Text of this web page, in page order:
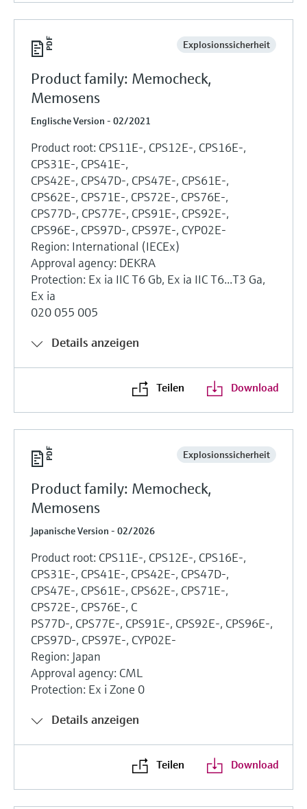
Explosionssicherheit
Product family: Memocheck,
Memosens
Englische Version - 02/2021
Product root: CPS11E-, CPS12E-, CPS16E-,
CPS31E-, CPS41E-,
CPS42E-, CPS47D-, CPS47E-, CPS61E-,
CPS62E-, CPS71E-, CPS72E-, CPS76E-,
CPS77D-, CPS77E-, CPS91E-, CPS92E-,
CPS96E-, CPS97D-, CPS97E-, CYP02E-
Region: International (IECEx)
Approval agency: DEKRA
Protection: Ex ia IIC T6 Gb, Ex ia IIC T6...T3 Ga,
Ex ia
020 055 005
Details anzeigen
Teilen Download
Explosionssicherheit
Product family: Memocheck,
Memosens
Japanische Version - 02/2026
Product root: CPS11E-, CPS12E-, CPS16E-,
CPS31E-, CPS41E-, CPS42E-, CPS47D-,
CPS47E-, CPS61E-, CPS62E-, CPS71E-,
CPS72E-, CPS76E-, C
PS77D-, CPS77E-, CPS91E-, CPS92E-, CPS96E-,
CPS97D-, CPS97E-, CYP02E-
Region: Japan
Approval agency: CML
Protection: Ex i Zone 0
Details anzeigen
Teilen Download